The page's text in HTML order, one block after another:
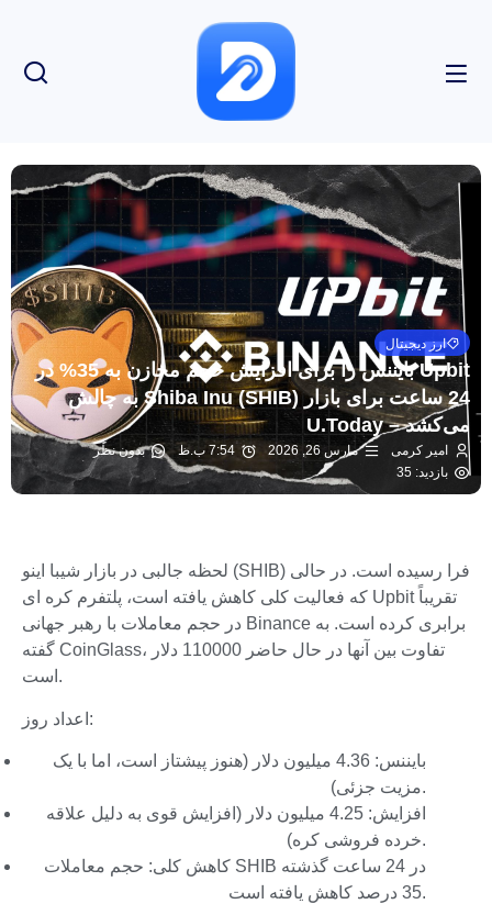
ارز دیجیتال
Upbit بایننس را برای افزایش حجم مخازن به 35% در
24 ساعت برای بازار Shiba Inu (SHIB) به چالش
می‌کشد – U.Today
امیر کرمی مارس 26, 2026 7:54 ب.ظ
بدون نظر
بازدید: 35
لحظه جالبی در بازار شیبا اینو (SHIB) فرا رسیده است. در حالی
که فعالیت کلی کاهش یافته است، پلتفرم کره ای Upbit تقریباً
در حجم معاملات با رهبر جهانی Binance برابری کرده است. به
گفته CoinGlass، تفاوت بین آنها در حال حاضر 110000 دلار
است.
اعداد روز:
بایننس: 4.36 میلیون دلار (هنوز پیشتاز است، اما با یک
مزیت جزئی).
افزایش: 4.25 میلیون دلار (افزایش قوی به دلیل علاقه
خرده فروشی کره).
کاهش کلی: حجم معاملات SHIB در 24 ساعت گذشته
35 درصد کاهش یافته است.